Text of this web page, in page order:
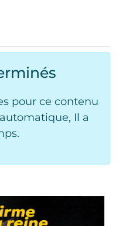
pour ce contenu
Il a